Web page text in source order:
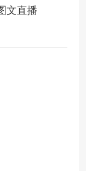
文直播